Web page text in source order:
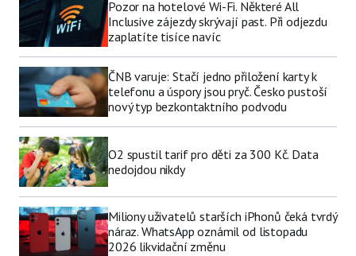
Pozor na hotelové Wi-Fi. Některé All
Inclusive zájezdy skrývají past. Při odjezdu
zaplatíte tisíce navíc
ČNB varuje: Stačí jedno přiložení karty k
telefonu a úspory jsou pryč. Česko pustoší
nový typ bezkontaktního podvodu
O2 spustil tarif pro děti za 300 Kč. Data
nedojdou nikdy
Miliony uživatelů starších iPhonů čeká tvrdý
náraz. WhatsApp oznámil od listopadu
2026 likvidační změnu